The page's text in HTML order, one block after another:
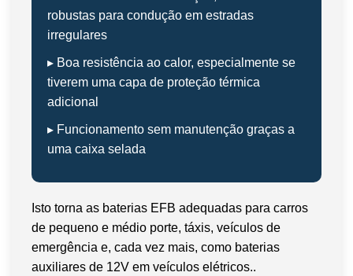
robustas para condução em estradas
irregulares
▸ Boa resistência ao calor, especialmente se
tiverem uma capa de proteção térmica
adicional
▸ Funcionamento sem manutenção graças a
uma caixa selada
Isto torna as baterias EFB adequadas para carros
de pequeno e médio porte, táxis, veículos de
emergência e, cada vez mais, como baterias
auxiliares de 12V em veículos elétricos..